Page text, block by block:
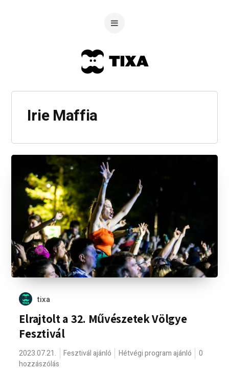
Irie Maffia
tixa
Elrajtolt a 32. Művészetek Völgye
Fesztivál
2023.07.21. Fesztivál ajánló Hétvégi program ajánló
0
hozzászólás